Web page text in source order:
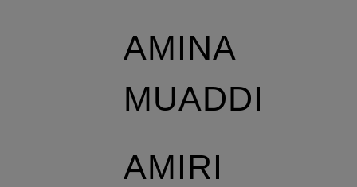
AMINA
MUADDI
AMIRI